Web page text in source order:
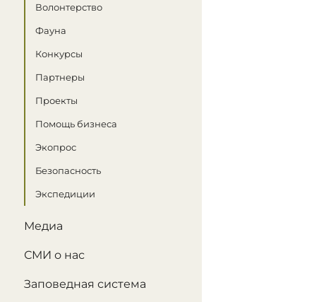
Волонтерство
Фауна
Конкурсы
Партнеры
Проекты
Помощь бизнеса
Экопрос
Безопасность
Экспедиции
Медиа
СМИ о нас
Заповедная система